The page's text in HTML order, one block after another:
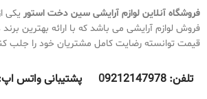
درخشان کننده پوست
برجسته کردن گونه و چانه
دارای آینه
بسته بندی زیبا
فاقد چربی
مناسب برای
پوستهای چرب
فاقد تالک
ایجاد فینیش
فروشگاه آنلاین لوازم آرایشی سین دخت استور یکی
فروش لوازم آرایشی می باشد که با ارائه بهترین
قیمت توانسته رضایت کامل مشتریان خود را جلب
تلفن: 09212147978 پشتیبانی واتس اپ: